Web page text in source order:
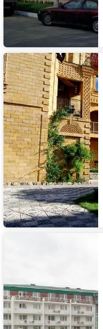
Гостиница
Аркале